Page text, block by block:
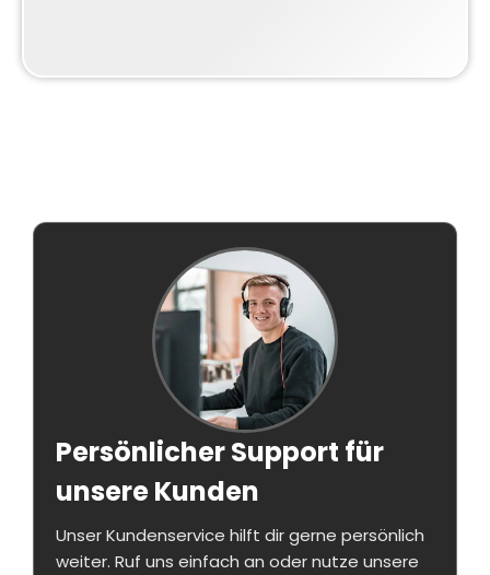
Persönlicher Support für
unsere Kunden
Unser Kundenservice hilft dir gerne persönlich
weiter. Ruf uns einfach an oder nutze unsere